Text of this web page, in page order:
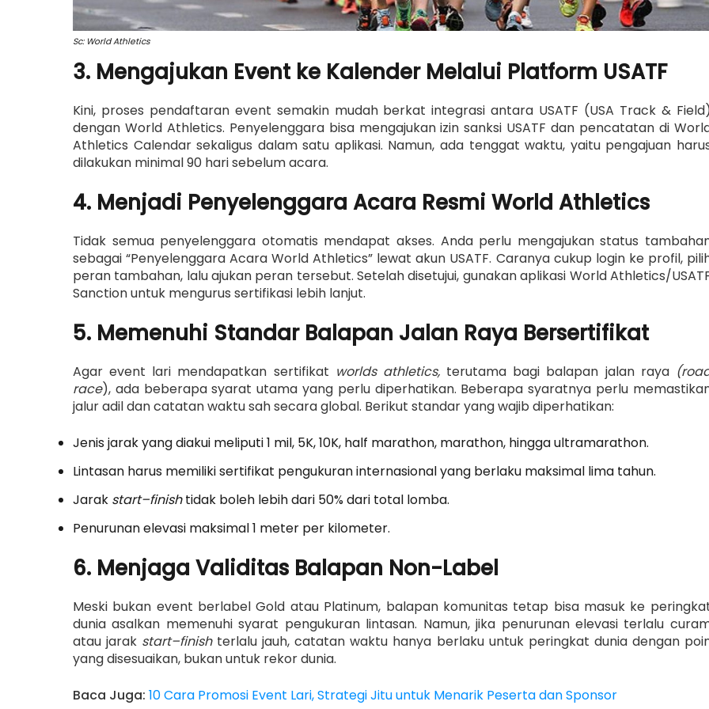
Sc: World Athletics
3. Mengajukan Event ke Kalender Melalui Platform USATF
Kini, proses pendaftaran event semakin mudah berkat integrasi antara USATF (USA Track &
dengan World Athletics. Penyelenggara bisa mengajukan izin sanksi USATF dan pencatatan di
Athletics Calendar sekaligus dalam satu aplikasi. Namun, ada tenggat waktu, yaitu pengajuan
dilakukan minimal 90 hari sebelum acara.
4. Menjadi Penyelenggara Acara Resmi World Athletics
Tidak semua penyelenggara otomatis mendapat akses. Anda perlu mengajukan status
sebagai “Penyelenggara Acara World Athletics” lewat akun USATF. Caranya cukup login ke profil,
peran tambahan, lalu ajukan peran tersebut. Setelah disetujui, gunakan aplikasi World Athletics/
Sanction untuk mengurus sertifikasi lebih lanjut.
5. Memenuhi Standar Balapan Jalan Raya Bersertifikat
Agar event lari mendapatkan sertifikat worlds athletics, terutama bagi balapan jalan raya
race), ada beberapa syarat utama yang perlu diperhatikan. Beberapa syaratnya perlu
jalur adil dan catatan waktu sah secara global. Berikut standar yang wajib diperhatikan:
Jenis jarak yang diakui meliputi 1 mil, 5K, 10K, half marathon, marathon, hingga ultramarathon.
Lintasan harus memiliki sertifikat pengukuran internasional yang berlaku maksimal lima tahun.
Jarak start–finishtidak boleh lebih dari 50% dari total lomba.
Penurunan elevasi maksimal 1 meter per kilometer.
6. Menjaga Validitas Balapan Non-Label
Meski bukan event berlabel Gold atau Platinum, balapan komunitas tetap bisa masuk ke
dunia asalkan memenuhi syarat pengukuran lintasan. Namun, jika penurunan elevasi terlalu
atau jarak start–finishterlalu jauh, catatan waktu hanya berlaku untuk peringkat dunia dengan
yang disesuaikan, bukan untuk rekor dunia.
Baca Juga: 10 Cara Promosi Event Lari, Strategi Jitu untuk Menarik Peserta dan Sponsor